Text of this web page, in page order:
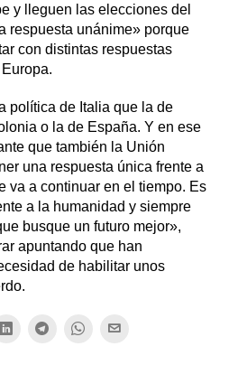
y lleguen las elecciones del
respuesta unánime» porque
con distintas respuestas
política de Italia que la de
o la de España. Y en ese
que también la Unión
una respuesta única frente a
va a continuar en el tiempo. Es
a la humanidad y siempre
busque un futuro mejor»,
apuntando que han
de habilitar unos